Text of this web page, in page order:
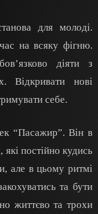
для молоді.
на всяку фігню.
діяти з
Відкривати нові
себе.
“Пасажир”. Він в
постійно кудись
але в цьому ритмі
та бути
життєво та трохи